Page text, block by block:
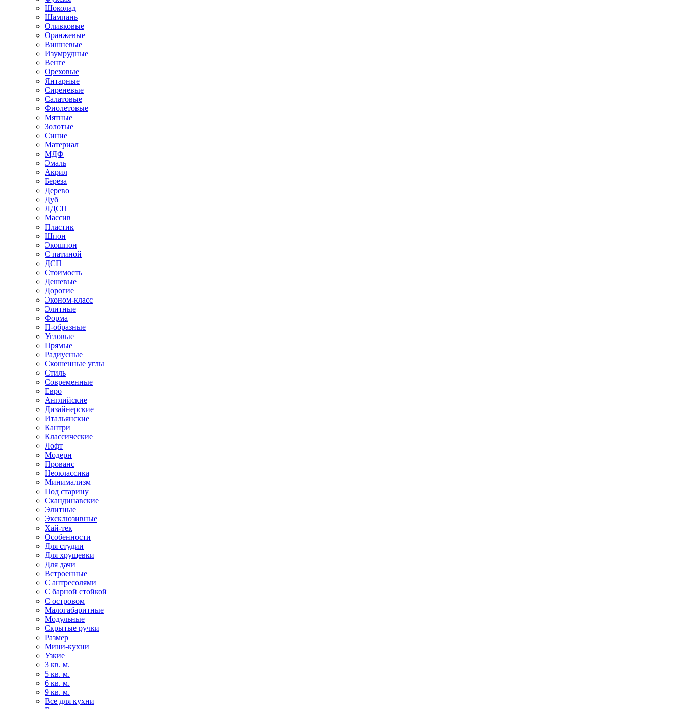
Шоколад
Шампань
Оливковые
Оранжевые
Вишневые
Изумрудные
Венге
Ореховые
Янтарные
Сиреневые
Салатовые
Фиолетовые
Мятные
Золотые
Синие
Материал
МДФ
Эмаль
Акрил
Береза
Дерево
Дуб
ЛДСП
Массив
Пластик
Шпон
Экошпон
С патиной
ДСП
Стоимость
Дешевые
Дорогие
Эконом-класс
Элитные
Форма
П-образные
Угловые
Прямые
Радиусные
Скошенные углы
Стиль
Современные
Евро
Английские
Дизайнерские
Итальянские
Кантри
Классические
Лофт
Модерн
Прованс
Неоклассика
Минимализм
Под старину
Скандинавские
Элитные
Эксклюзивные
Хай-тек
Особенности
Для студии
Для хрущевки
Для дачи
Встроенные
С антресолями
С барной стойкой
С островом
Малогабаритные
Модульные
Скрытые ручки
Размер
Мини-кухни
Узкие
3 кв. м.
5 кв. м.
6 кв. м.
9 кв. м.
Все для кухни